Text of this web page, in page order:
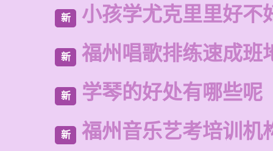
新 小孩学尤克里里好不
新 福州唱歌排练速成班
新 学琴的好处有哪些呢
新 福州音乐艺考培训机